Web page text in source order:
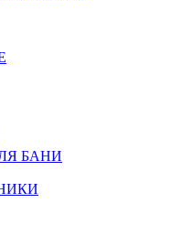
БАНИ